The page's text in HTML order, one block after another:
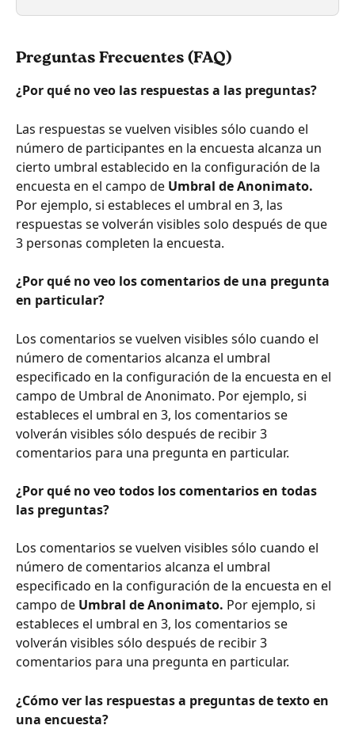
Preguntas Frecuentes (FAQ)
¿Por qué no veo las respuestas a las preguntas?
Las respuestas se vuelven visibles sólo cuando el
número de participantes en la encuesta alcanza un
cierto umbral establecido en la configuración de la
encuesta en el campo de Umbral de Anonimato.
Por ejemplo, si estableces el umbral en 3, las
respuestas se volverán visibles solo después de que
3 personas completen la encuesta.
¿Por qué no veo los comentarios de una pregunta
en particular?
Los comentarios se vuelven visibles sólo cuando el
número de comentarios alcanza el umbral
especificado en la configuración de la encuesta en el
campo de Umbral de Anonimato. Por ejemplo, si
estableces el umbral en 3, los comentarios se
volverán visibles sólo después de recibir 3
comentarios para una pregunta en particular.
¿Por qué no veo todos los comentarios en todas
las preguntas?
Los comentarios se vuelven visibles sólo cuando el
número de comentarios alcanza el umbral
especificado en la configuración de la encuesta en el
campo de Umbral de Anonimato. Por ejemplo, si
estableces el umbral en 3, los comentarios se
volverán visibles sólo después de recibir 3
comentarios para una pregunta en particular.
¿Cómo ver las respuestas a preguntas de texto en
una encuesta?